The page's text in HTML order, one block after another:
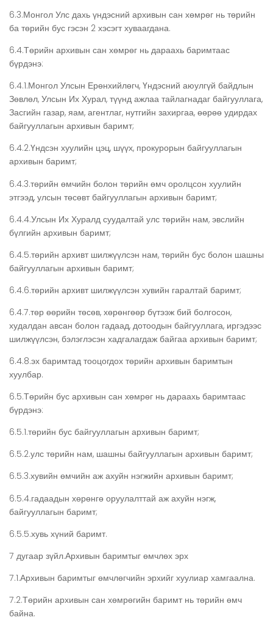
6.3.Монгол Улс дахь үндэсний архивын сан хөмрөг нь төрийн
ба төрийн бус гэсэн 2 хэсэгт хуваагдана.
6.4.Төрийн архивын сан хөмрөг нь дараахь баримтаас
бүрдэнэ:
6.4.1.Монгол Улсын Ерөнхийлөгч, Үндэсний аюулгүй байдлын
Зөвлөл, Улсын Их Хурал, түүнд ажлаа тайлагнадаг байгууллага,
Засгийн газар, яам, агентлаг, нутгийн захиргаа, өөрөө удирдах
байгууллагын архивын баримт;
6.4.2.Үндсэн хуулийн цэц, шүүх, прокурорын байгууллагын
архивын баримт;
6.4.3.төрийн өмчийн болон төрийн өмч оролцсон хуулийн
этгээд, улсын төсөвт байгууллагын архивын баримт;
6.4.4.Улсын Их Хуралд суудалтай улс төрийн нам, эвслийн
бүлгийн архивын баримт;
6.4.5.төрийн архивт шилжүүлсэн нам, төрийн бус болон шашны
байгууллагын архивын баримт;
6.4.6.төрийн архивт шилжүүлсэн хувийн гаралтай баримт;
6.4.7.төр өөрийн төсөв, хөрөнгөөр бүтээж бий болгосон,
худалдан авсан болон гадаад, дотоодын байгууллага, иргэдээс
шилжүүлсэн, бэлэглэсэн хадгалагдаж байгаа архивын баримт;
6.4.8.эх баримтад тооцогдох төрийн архивын баримтын
хуулбар.
6.5.Төрийн бус архивын сан хөмрөг нь дараахь баримтаас
бүрдэнэ:
6.5.1.төрийн бус байгууллагын архивын баримт;
6.5.2.улс төрийн нам, шашны байгууллагын архивын баримт;
6.5.3.хувийн өмчийн аж ахуйн нэгжийн архивын баримт;
6.5.4.гадаадын хөрөнгө оруулалттай аж ахуйн нэгж,
байгууллагын баримт;
6.5.5.хувь хүний баримт.
7 дугаар зүйл.Архивын баримтыг өмчлөх эрх
7.1.Архивын баримтыг өмчлөгчийн эрхийг хуулиар хамгаална.
7.2.Төрийн архивын сан хөмрөгийн баримт нь төрийн өмч
байна.